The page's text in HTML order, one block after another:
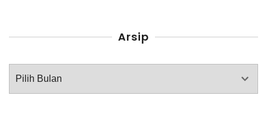
Arsip
Arsip